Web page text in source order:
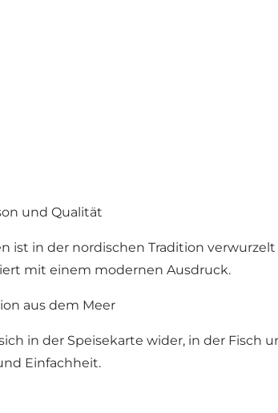
und Qualität
ist in der nordischen Tradition
mit einem modernen Ausdruck.
aus dem Meer
in der Speisekarte wider, in der
Einfachheit.